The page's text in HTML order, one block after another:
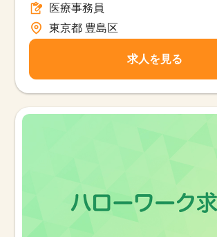
医療事務員
東京都 豊島区
求人を見る